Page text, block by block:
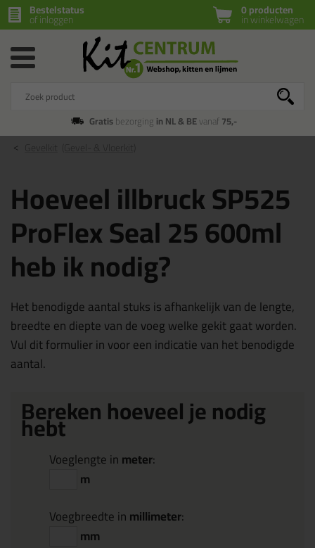
0 producten
in winkelwagen
Bestelstatus
of inloggen
Gratisbezorging in NL & BEvanaf75,-
Hoeveel illbruck SP525
ProFlex Seal 25 600ml
heb ik nodig?
Het benodigde aantal stuks is afhankelijk van de lengte,
breedte en diepte van de voeg welke gekit gaat worden.
Vul dit formulier in voor een indicatie van het benodigde
aantal.
Bereken hoeveel je nodig
hebt
Voeglengte inmeter:
m
Voegbreedte inmillimeter:
mm